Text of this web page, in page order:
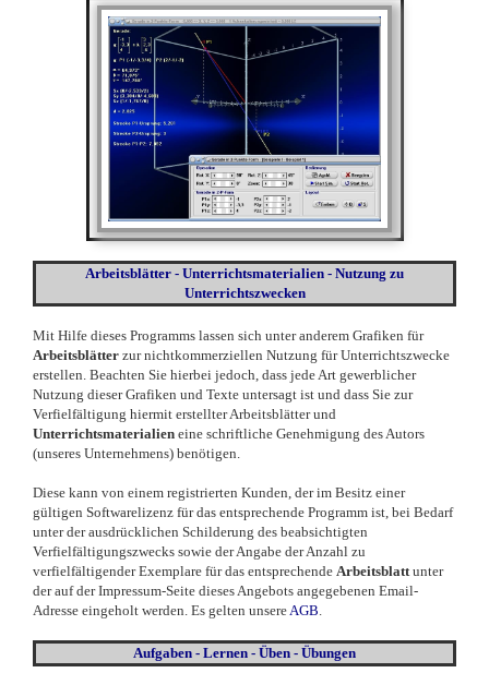
Arbeitsblätter - Unterrichtsmaterialien - Nutzung zu
Unterrichtszwecken
Mit Hilfe dieses Programms lassen sich unter anderem Grafiken für
Arbeitsblätter zur nichtkommerziellen Nutzung für Unterrichtszwecke
erstellen. Beachten Sie hierbei jedoch, dass jede Art gewerblicher
Nutzung dieser Grafiken und Texte untersagt ist und dass Sie zur
Verfielfältigung hiermit erstellter Arbeitsblätter und
Unterrichtsmaterialien eine schriftliche Genehmigung des Autors
(unseres Unternehmens) benötigen.
Diese kann von einem registrierten Kunden, der im Besitz einer
gültigen Softwarelizenz für das entsprechende Programm ist, bei Bedarf
unter der ausdrücklichen Schilderung des beabsichtigten
Verfielfältigungszwecks sowie der Angabe der Anzahl zu
verfielfältigender Exemplare für das entsprechende Arbeitsblattunter
der auf der Impressum-Seite dieses Angebots angegebenen Email-
Adresse eingeholt werden. Es gelten unsereAGB.
Aufgaben - Lernen - Üben - Übungen